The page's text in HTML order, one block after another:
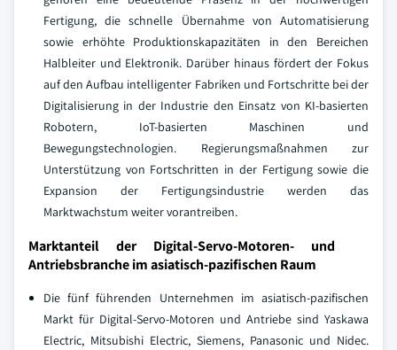
Fertigung, die schnelle Übernahme von Automatisierung
sowie erhöhte Produktionskapazitäten in den Bereichen
Halbleiter und Elektronik. Darüber hinaus fördert der Fokus
auf den Aufbau intelligenter Fabriken und Fortschritte bei der
Digitalisierung in der Industrie den Einsatz von KI-basierten
Robotern, IoT-basierten Maschinen und
Bewegungstechnologien. Regierungsmaßnahmen zur
Unterstützung von Fortschritten in der Fertigung sowie die
Expansion der Fertigungsindustrie werden das
Marktwachstum weiter vorantreiben.
Marktanteil der Digital-Servo-Motoren- und
Antriebsbranche im asiatisch-pazifischen Raum
Die fünf führenden Unternehmen im asiatisch-pazifischen
Markt für Digital-Servo-Motoren und Antriebe sind Yaskawa
Electric, Mitsubishi Electric, Siemens, Panasonic und Nidec.